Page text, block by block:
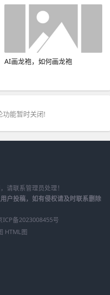
AI画龙袍，如何画龙袍
功能暂时关闭!
请联系管理员处理！
户投稿，如有侵权请及时联系删除
ICP备2023008455号
HTML图